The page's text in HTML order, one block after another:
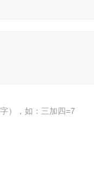
），如：三加四=7